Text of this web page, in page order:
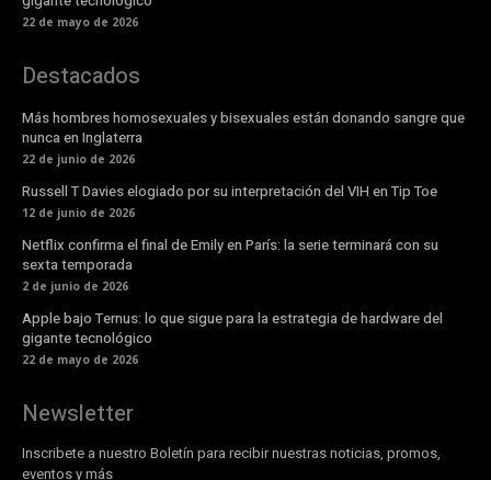
22 de mayo de 2026
Destacados
Más hombres homosexuales y bisexuales están donando sangre que
nunca en Inglaterra
22 de junio de 2026
Russell T Davies elogiado por su interpretación del VIH en Tip Toe
12 de junio de 2026
Netflix confirma el final de Emily en París: la serie terminará con su
sexta temporada
2 de junio de 2026
Apple bajo Ternus: lo que sigue para la estrategia de hardware del
gigante tecnológico
22 de mayo de 2026
Newsletter
Inscribete a nuestro Boletín para recibir nuestras noticias, promos,
eventos y más